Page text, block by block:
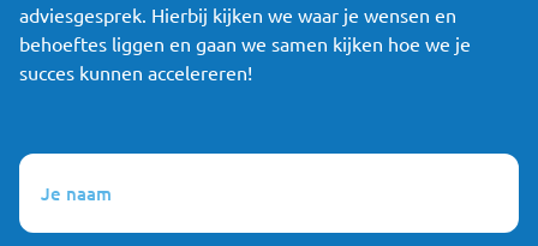
adviesgesprek. Hierbij kijken we waar je wensen en
behoeftes liggen en gaan we samen kijken hoe we je
succes kunnen accelereren!
Je
naam
(Vereist)